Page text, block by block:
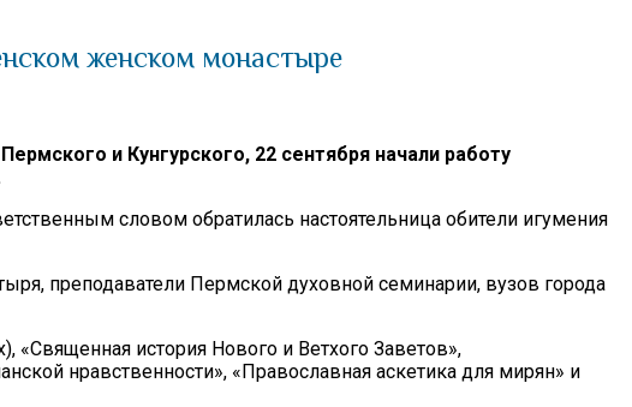
женском монастыре
и Кунгурского, 22 сентября начали работу
словом обратилась настоятельница обители игумения
преподаватели Пермской духовной семинарии, вузов города
«Священная история Нового и Ветхого Заветов»,
нравственности», «Православная аскетика для мирян» и